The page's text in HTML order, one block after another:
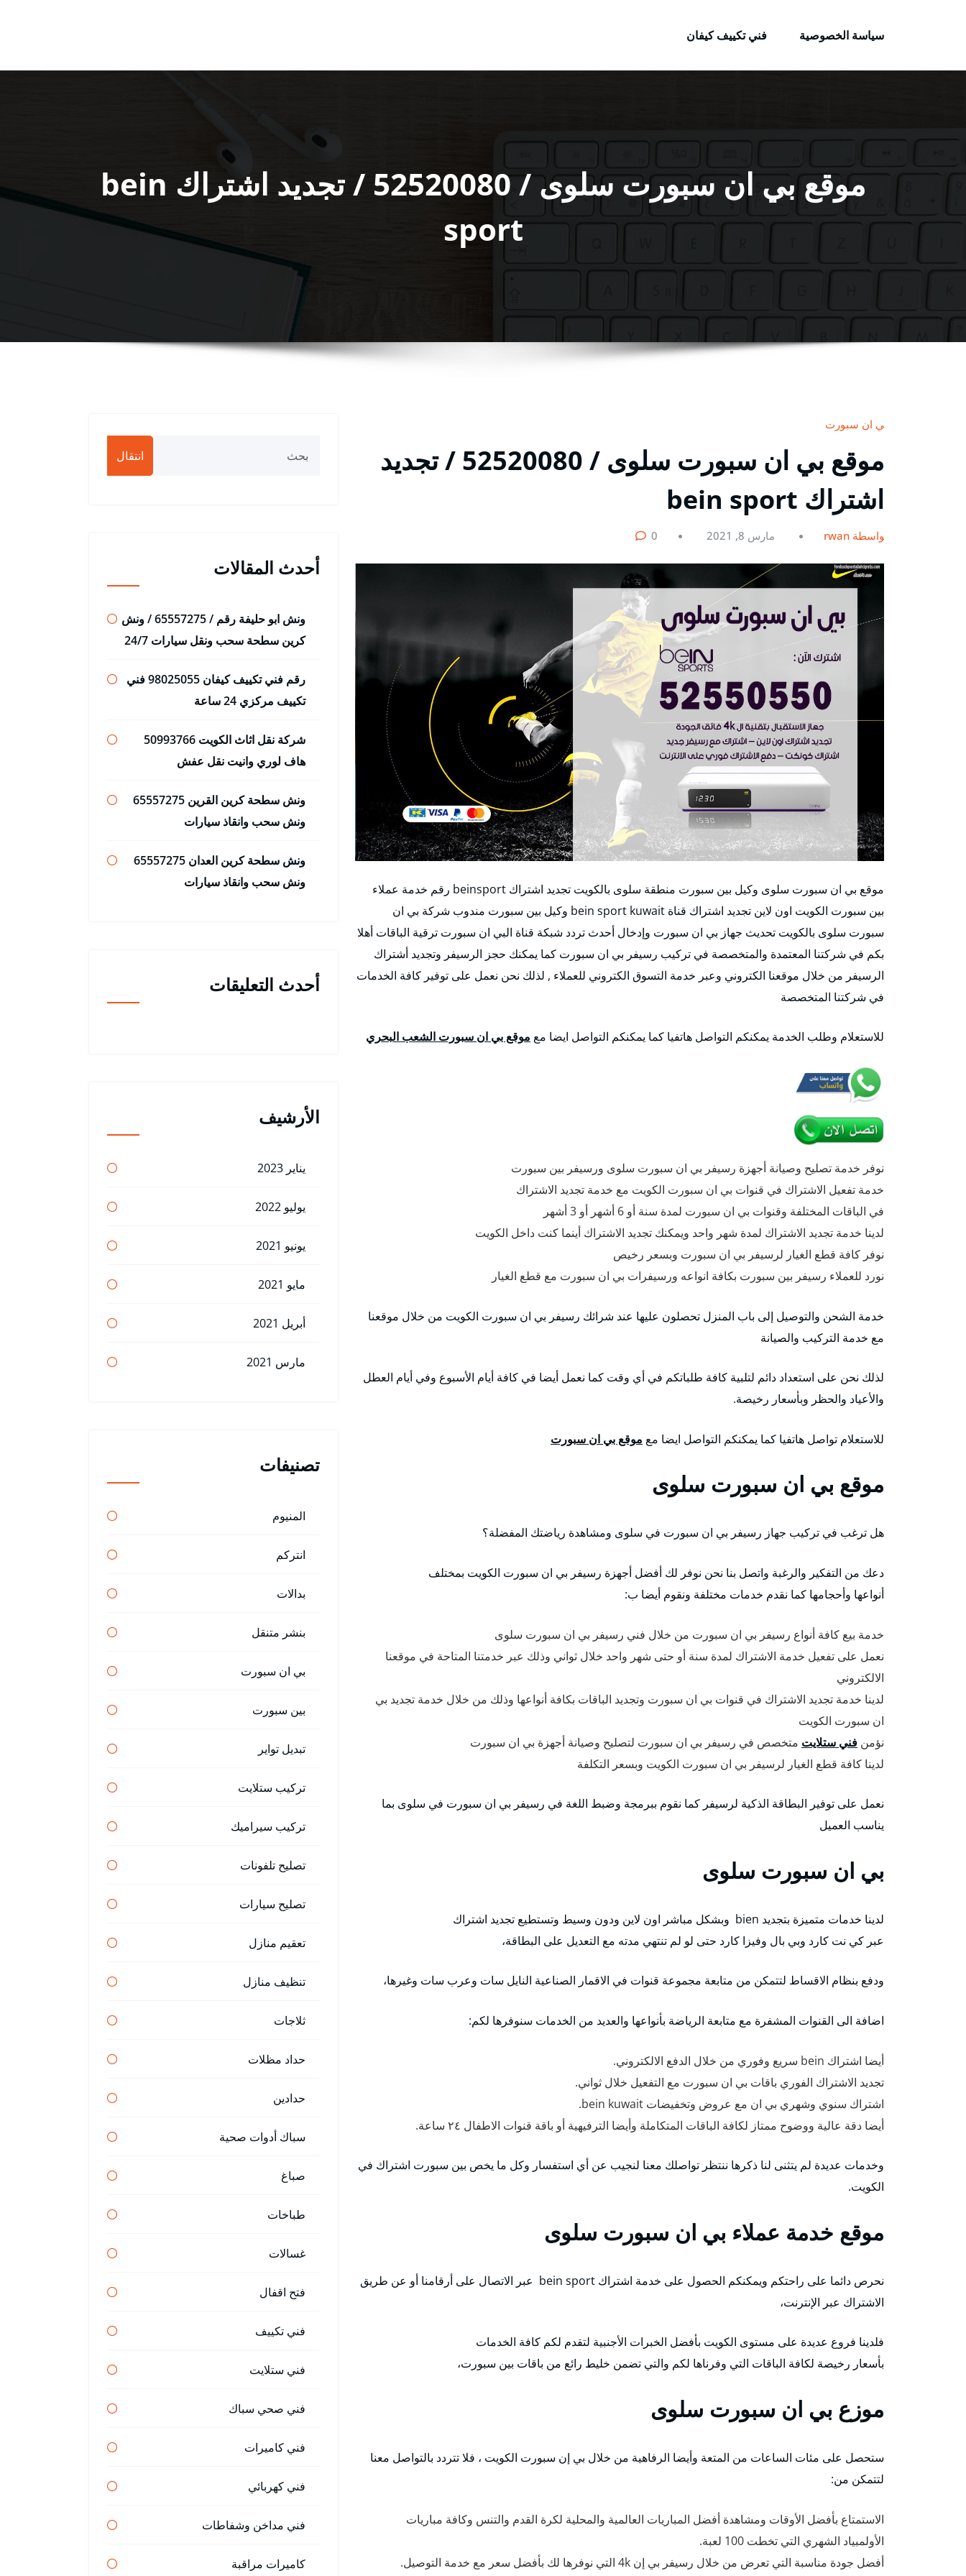
سياسة الخصوصية
فني تكييف كيفان
موقع بي ان سبورت سلوى / 52520080 / تجديد اشتراك bein
sport
بي ان سبورت
موقع بي ان سبورت سلوى / 52520080 / تجديد
اشتراك bein sport
بواسطة rwan مارس 8, 2021 0
موقع بي ان سبورت سلوى وكيل بين سبورت منطقة سلوى بالكويت تجديد اشتراك beinsport رقم خدمة عملاء
بين سبورت الكويت اون لاين تجديد اشتراك قناة bein sport kuwait وكيل بين سبورت مندوب شركة بي ان
سبورت سلوى بالكويت تحديث جهاز بي ان سبورت وإدخال أحدث تردد شبكة قناة البي ان سبورت ترقية الباقات أهلا
بكم في شركتنا المعتمدة والمتخصصة في تركيب رسيفر بي ان سبورت كما يمكنك حجز الرسيفر وتجديد أشتراك
الرسيفر من خلال موقعنا الكتروني وعبر خدمة التسوق الكتروني للعملاء , لذلك نحن نعمل على توفير كافة الخدمات
في شركتنا المتخصصة
للاستعلام وطلب الخدمة يمكنكم التواصل هاتفيا كما يمكنكم التواصل ايضا مع موقع بي ان سبورت الشعب البحري
نوفر خدمة تصليح وصيانة أجهزة رسيفر بي ان سبورت سلوى ورسيفر بين سبورت
خدمة تفعيل الاشتراك في قنوات بي ان سبورت الكويت مع خدمة تجديد الاشتراك
في الباقات المختلفة وقنوات بي ان سبورت لمدة سنة أو 6 أشهر أو 3 أشهر
لدينا خدمة تجديد الاشتراك لمدة شهر واحد ويمكنك تجديد الاشتراك أينما كنت داخل الكويت
نوفر كافة قطع الغيار لرسيفر بي ان سبورت وبسعر رخيص
نورد للعملاء رسيفر بين سبورت بكافة انواعه ورسيفرات بي ان سبورت مع قطع الغيار
خدمة الشحن والتوصيل إلى باب المنزل تحصلون عليها عند شرائك رسيفر بي ان سبورت الكويت من خلال موقعنا
مع خدمة التركيب والصيانة
لذلك نحن على استعداد دائم لتلبية كافة طلباتكم في أي وقت كما نعمل أيضا في كافة أيام الأسبوع وفي أيام العطل
والأعياد والحظر وبأسعار رخيصة.
للاستعلام تواصل هاتفيا كما يمكنكم التواصل ايضا مع موقع بي ان سبورت
موقع بي ان سبورت سلوى
هل ترغب في تركيب جهاز رسيفر بي ان سبورت في سلوى ومشاهدة رياضتك المفضلة؟
دعك من التفكير والرغبة واتصل بنا نحن نوفر لك أفضل أجهزة رسيفر بي ان سبورت الكويت بمختلف
أنواعها وأحجامها كما نقدم خدمات مختلفة ونقوم أيضا ب:
خدمة بيع كافة أنواع رسيفر بي ان سبورت من خلال فني رسيفر بي ان سبورت سلوى
نعمل على تفعيل خدمة الاشتراك لمدة سنة أو حتى شهر واحد خلال ثواني وذلك عبر خدمتنا المتاحة في موقعنا
الالكتروني
لدينا خدمة تجديد الاشتراك في قنوات بي ان سبورت وتجديد الباقات بكافة أنواعها وذلك من خلال خدمة تجديد بي
ان سبورت الكويت
نؤمن فني ستلايت متخصص في رسيفر بي ان سبورت لتصليح وصيانة أجهزة بي ان سبورت
لدينا كافة قطع الغيار لرسيفر بي ان سبورت الكويت وبسعر التكلفة
نعمل على توفير البطاقة الذكية لرسيفر كما نقوم ببرمجة وضبط اللغة في رسيفر بي ان سبورت في سلوى بما
يناسب العميل
بي ان سبورت سلوى
لدينا خدمات متميزة بتجديد bien وبشكل مباشر اون لاين ودون وسيط وتستطيع تجديد اشتراك
عبر كي نت كارد وبي بال وفيزا كارد حتى لو لم تنتهي مدته مع التعديل على البطاقة،
ودفع بنظام الاقساط لتتمكن من متابعة مجموعة قنوات في الاقمار الصناعية النايل سات وعرب سات وغيرها،
اضافة الى القنوات المشفرة مع متابعة الرياضة بأنواعها والعديد من الخدمات سنوفرها لكم:
أيضا اشتراك bein سريع وفوري من خلال الدفع الالكتروني.
تجديد الاشتراك الفوري باقات بي ان سبورت مع التفعيل خلال ثواني.
اشتراك سنوي وشهري بي ان مع عروض وتخفيضات bein kuwait.
أيضا دقة عالية ووضوح ممتاز لكافة الباقات المتكاملة وأيضا الترفيهية أو باقة قنوات الاطفال ٢٤ ساعة.
وخدمات عديدة لم يتثنى لنا ذكرها ننتظر تواصلك معنا لنجيب عن أي استفسار وكل ما يخص بين سبورت اشتراك في
الكويت.
موقع خدمة عملاء بي ان سبورت سلوى
نحرص دائما على راحتكم ويمكنكم الحصول على خدمة اشتراك bein sport عبر الاتصال على أرقامنا أو عن طريق
الاشتراك عبر الإنترنت،
فلدينا فروع عديدة على مستوى الكويت بأفضل الخبرات الأجنبية لتقدم لكم كافة الخدمات
بأسعار رخيصة لكافة الباقات التي وفرناها لكم والتي تضمن خليط رائع من باقات بين سبورت،
موزع بي ان سبورت سلوى
ستحصل على مئات الساعات من المتعة وأيضا الرفاهية من خلال بي إن سبورت الكويت ، فلا تتردد بالتواصل معنا
لتتمكن من:
الاستمتاع بأفضل الأوقات ومشاهدة أفضل المباريات العالمية والمحلية لكرة القدم والتنس وكافة مباريات
الأولمبياد الشهري التي تخطت 100 لعبة.
أفضل جودة مناسبة التي تعرض من خلال رسيفر بي إن 4k التي نوفرها لك بأفضل سعر مع خدمة التوصيل.
انتقال
أحدث المقالات
ونش ابو حليفة رقم / 65557275 / ونش
كرين سطحة سحب ونقل سيارات 24/7
رقم فني تكييف كيفان 98025055 فني
تكييف مركزي 24 ساعة
شركة نقل اثاث الكويت 50993766
هاف لوري وانيت نقل عفش
ونش سطحة كرين القرين 65557275
ونش سحب وانقاذ سيارات
ونش سطحة كرين العدان 65557275
ونش سحب وانقاذ سيارات
أحدث التعليقات
الأرشيف
يناير 2023
يوليو 2022
يونيو 2021
مايو 2021
أبريل 2021
مارس 2021
تصنيفات
المنيوم
انتركم
بدالات
بنشر متنقل
بي ان سبورت
بين سبورت
تبديل تواير
تركيب ستلايت
تركيب سيراميك
تصليح تلفونات
تصليح سيارات
تعقيم منازل
تنظيف منازل
ثلاجات
حداد مظلات
حدادين
سباك أدوات صحية
صباغ
طباخات
غسالات
فتح اقفال
فني تكييف
فني ستلايت
فني صحي سباك
فني كاميرات
فني كهربائي
فني مداخن وشفاطات
كاميرات مراقبة